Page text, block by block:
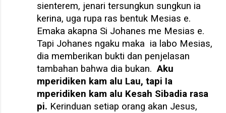
sienterem, jenari tersungkun sungkun ia
kerina, uga rupa ras bentuk Mesias e.
Emaka akapna Si Johanes me Mesias e.
Tapi Johanes ngaku maka ia labo Mesias,
dia memberikan bukti dan penjelasan
tambahan bahwa dia bukan. Aku
mperidiken kam alu Lau, tapi Ia
mperidiken kam alu Kesah Sibadia rasa
pi. Kerinduan setiap orang akan Jesus,